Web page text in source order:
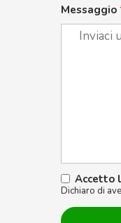
Messaggio
Accetto
Dichiaro di